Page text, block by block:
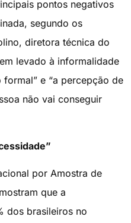
pontos negativos
segundo os
diretora técnica do
levado à informalidade
e “a percepção de
não vai conseguir
por Amostra de
que a
dos brasileiros no